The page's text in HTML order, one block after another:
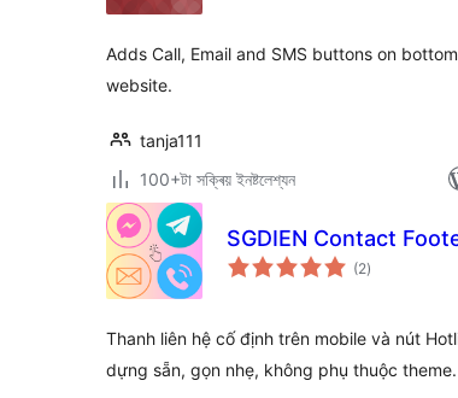
Adds Call, Email and SMS buttons on
website.
tanja111
100+টা সক্ৰিয় ইনষ্টলেশ্যন
SGDIEN Contact
(2টা
মুঠ)
Thanh liên hệ cố định trên mobile và nút
dựng sẵn, gọn nhẹ, không phụ thuộc theme.